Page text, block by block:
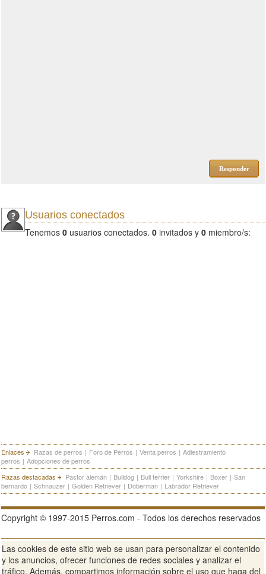
Responder
Usuarios conectados
Tenemos 0 usuarios conectados. 0 invitados y 0 miembro/s:
Enlaces Razas de perros | Foro de Perros | Venta perros | Adiestramiento
perros | Adopciones de perros
Razas destacadas
Pastor alemán | Bulldog | Bull terrier | Yorkshire | Boxer | San
bernardo | Schnauzer | Golden Retriever | Doberman | Labrador Retriever
Copyright © 1997-2015 Perros.com - Todos los derechos reservados
Publicidad en Perros.com | Contacte | Aviso Legal Política de
privacidad | Condiciones de uso
Las cookies de este sitio web se usan para personalizar el contenido
y los anuncios, ofrecer funciones de redes sociales y analizar el
tráfico. Además, compartimos información sobre el uso que haga del